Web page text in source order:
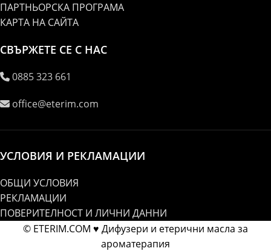
ПАРТНЬОРСКА ПРОГРАМА
КАРТА НА САЙТА
СВЪРЖЕТЕ СЕ С НАС
0885 323 661
office@eterim.com
УСЛОВИЯ И РЕКЛАМАЦИИ
ОБЩИ УСЛОВИЯ
РЕКЛАМАЦИИ
ПОВЕРИТЕЛНОСТ И ЛИЧНИ ДАННИ
© ETERIM.COM ♥ Дифузери и етерични масла за
ароматерапия